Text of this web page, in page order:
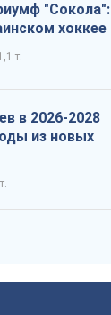
"Сокола":
хоккее
т.
в 2026-2028
из новых